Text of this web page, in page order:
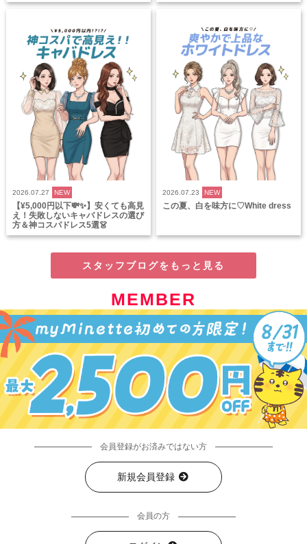
2026.07.27 NEW
【¥5,000円以下💸✨】安くても高見
え！失敗しないキャバドレスの選び
方＆神コスパドレス5選👗
2026.07.23 NEW
この夏、白を味方に♡White dress
スタッフブログをもっと見る
MEMBER
会員登録がお済みではない方
新規会員登録
会員の方